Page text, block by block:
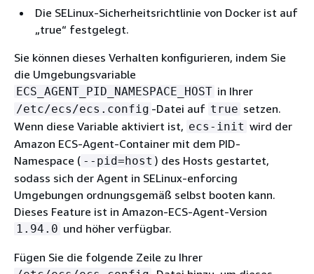
Die SELinux-Sicherheitsrichtlinie von Docker ist auf
„true“ festgelegt.
Sie können dieses Verhalten konfigurieren, indem Sie
die Umgebungsvariable
ECS_AGENT_PID_NAMESPACE_HOST in Ihrer
/etc/ecs/ecs.config -Datei auf true setzen.
Wenn diese Variable aktiviert ist, ecs-init wird der
Amazon ECS-Agent-Container mit dem PID-
Namespace ( --pid=host ) des Hosts gestartet,
sodass sich der Agent in SELinux-enforcing
Umgebungen ordnungsgemäß selbst booten kann.
Dieses Feature ist in Amazon-ECS-Agent-Version
1.94.0 und höher verfügbar.
Fügen Sie die folgende Zeile zu Ihrer